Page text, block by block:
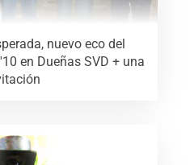
nuevo eco del
en Dueñas SVD + una